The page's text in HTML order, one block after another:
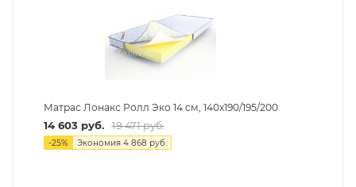
Матрас Лонакс Ролл Эко 14 см, 140х190/195/200
14 603руб. 19 471руб.
-25% Экономия 4 868 руб.